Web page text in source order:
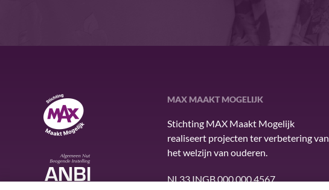
MAX Maakt MogelijkMAX MAAKT MOGELIJK
Stichting MAX Maakt Mogelijk
realiseert projecten ter verbetering van
het welzijn van ouderen.
NL33 INGB 000 000 4567